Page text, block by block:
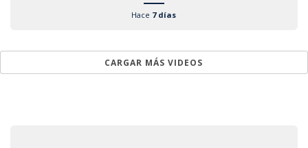
Hace 7 días
CARGAR MÁS VIDEOS